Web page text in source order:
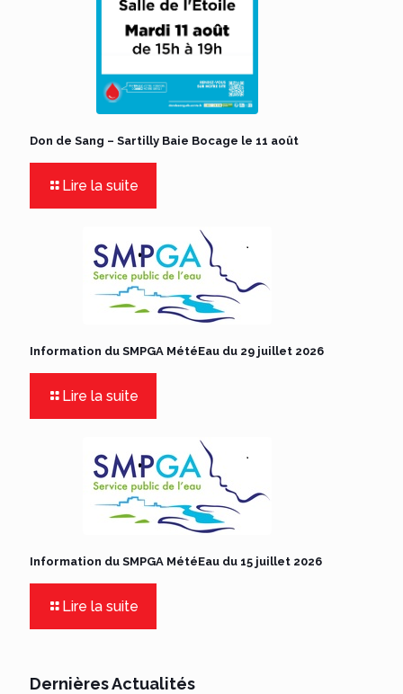
Don de Sang – Sartilly Baie Bocage le 11 août
Lire la suite
Information du SMPGA MétéEau du 29 juillet 2026
Lire la suite
Information du SMPGA MétéEau du 15 juillet 2026
Lire la suite
Dernières Actualités